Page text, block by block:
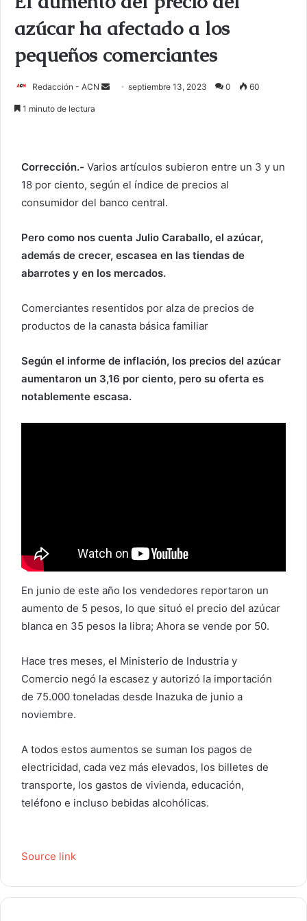
azúcar ha afectado a los
pequeños comerciantes
Redacción - ACN
r
u
n
o
r
c
t
r
septiembre 13, 2023 0 60
1 minuto de lectura
Corrección.- Varios artículos subieron entre un 3 y un
18 por ciento, según el índice de precios al
consumidor del banco central.
Pero como nos cuenta Julio Caraballo, el azúcar,
además de crecer, escasea en las tiendas de
abarrotes y en los mercados.
Comerciantes resentidos por alza de precios de
productos de la canasta básica familiar
Según el informe de inflación, los precios del azúcar
aumentaron un 3,16 por ciento, pero su oferta es
notablemente escasa.
En junio de este año los vendedores reportaron un
aumento de 5 pesos, lo que situó el precio del azúcar
blanca en 35 pesos la libra; Ahora se vende por 50.
Hace tres meses, el Ministerio de Industria y
Comercio negó la escasez y autorizó la importación
de 75.000 toneladas desde Inazuka de junio a
noviembre.
A todos estos aumentos se suman los pagos de
electricidad, cada vez más elevados, los billetes de
transporte, los gastos de vivienda, educación,
teléfono e incluso bebidas alcohólicas.
Source link